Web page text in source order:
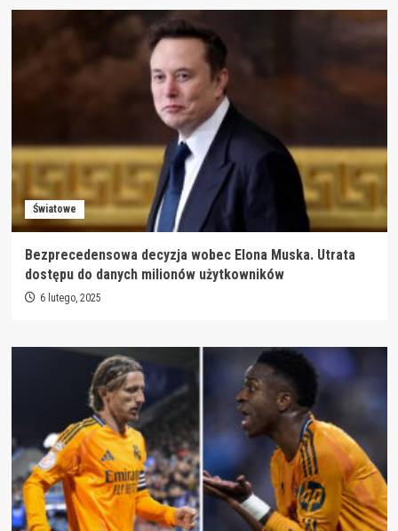
Światowe
Bezprecedensowa decyzja wobec Elona Muska. Utrata
dostępu do danych milionów użytkowników
6 lutego, 2025